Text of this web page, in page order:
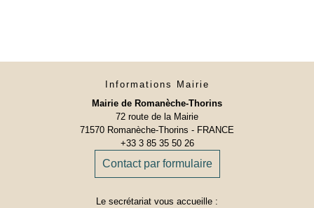
Informations Mairie
Mairie de Romanèche-Thorins
72 route de la Mairie
71570 Romanèche-Thorins - FRANCE
+33 3 85 35 50 26
Contact par formulaire
Le secrétariat vous accueille :